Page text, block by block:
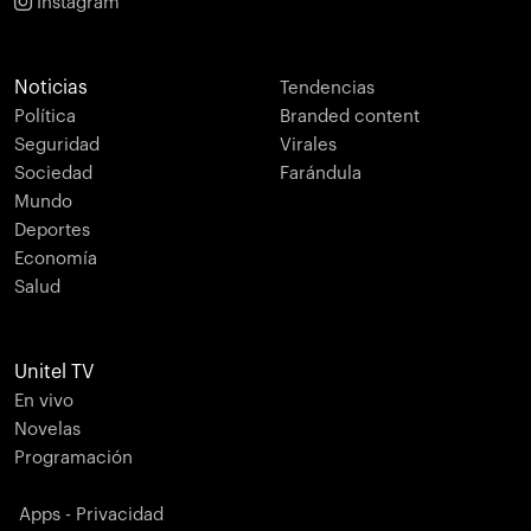
Noticias
Política
Seguridad
Sociedad
Mundo
Deportes
Economía
Salud
Tendencias
Branded content
Virales
Farándula
Unitel TV
En vivo
Novelas
Programación
Apps - Privacidad